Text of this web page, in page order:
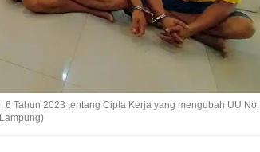
Tahun 2023 tentang Cipta Kerja yang mengubah UU No.